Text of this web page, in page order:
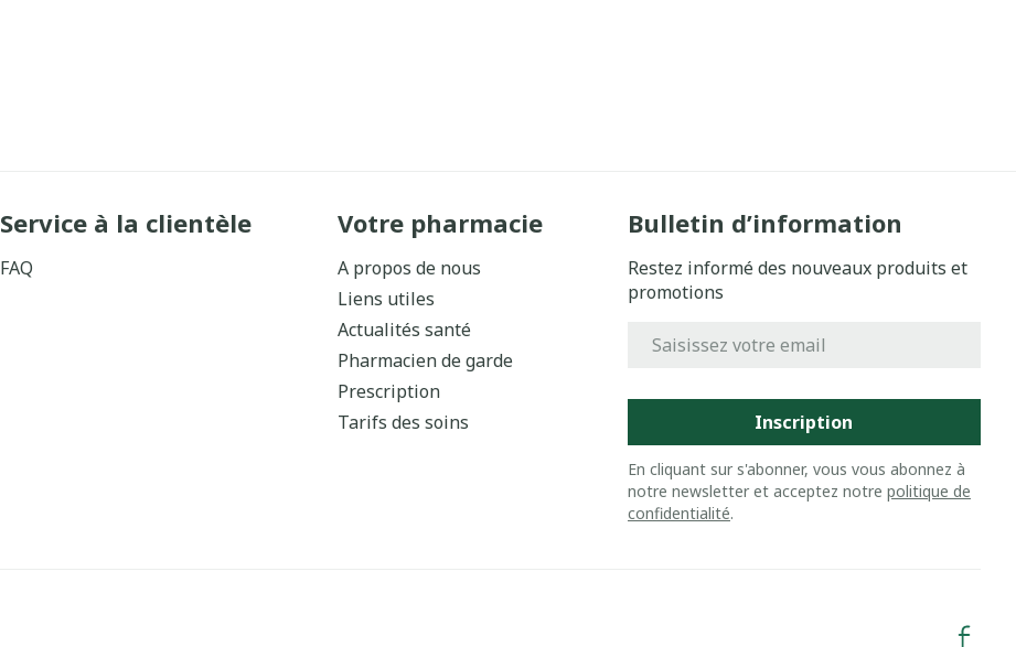
Service à la clientèle
FAQ
Votre pharmacie
A propos de nous
Liens utiles
Actualités santé
Pharmacien de garde
Prescription
Tarifs des soins
Bulletin d’information
Restez informé des nouveaux produits et
promotions
Inscription
En cliquant sur s'abonner, vous vous abonnez à
notre newsletter et acceptez notre politique de
confidentialité.